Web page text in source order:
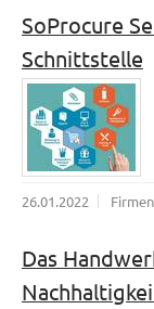
SoProcure
Schnittstelle
26.01.2022
Das